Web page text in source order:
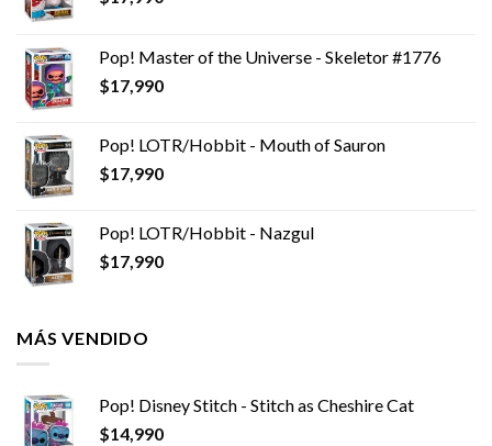
Pop! Master of the Universe - Skeletor #1776
$17,990
Pop! LOTR/Hobbit - Mouth of Sauron
$17,990
Pop! LOTR/Hobbit - Nazgul
$17,990
MÁS VENDIDO
Pop! Disney Stitch - Stitch as Cheshire Cat
$14,990